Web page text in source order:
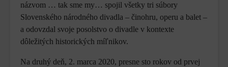
názvom … tak sme my… spojil všetky tri súbory
Slovenského národného divadla – činohru, operu a balet –
a odovzdal svoje posolstvo o divadle v kontexte
dôležitých historických míľnikov.
Na druhý deň, 2. marca 2020, presne sto rokov od prvej